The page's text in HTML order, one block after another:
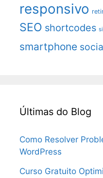
responsivo
SEO shortcodes
smartphone
Últimas do Blog
Como Resolver
WordPress
Curso Gratuito